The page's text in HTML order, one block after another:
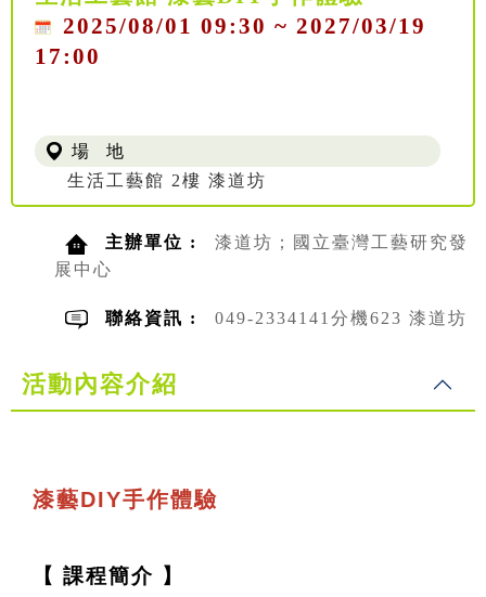
2025/08/01 09:30 ~ 2027/03/19
17:00
場 地
生活工藝館 2樓 漆道坊
主辦單位 :
漆道坊；國立臺灣工藝研究發
展中心
聯絡資訊 : 049-2334141分機623 漆道坊
活動內容介紹
漆藝DIY手作體驗
【 課程簡介 】